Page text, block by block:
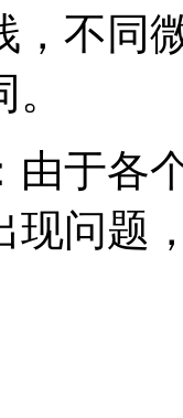
，不同
由于各
现问题